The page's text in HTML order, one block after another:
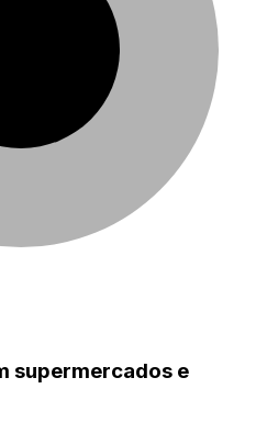
supermercados e